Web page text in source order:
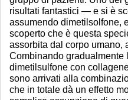
risultati fantastici — e si è
assumendo dimetilsolfone,
scoperto che è questa
assorbita dal corpo umano,
Combinando
dimetilsulfone con
sono arrivati alla
che in totale dà un effetto